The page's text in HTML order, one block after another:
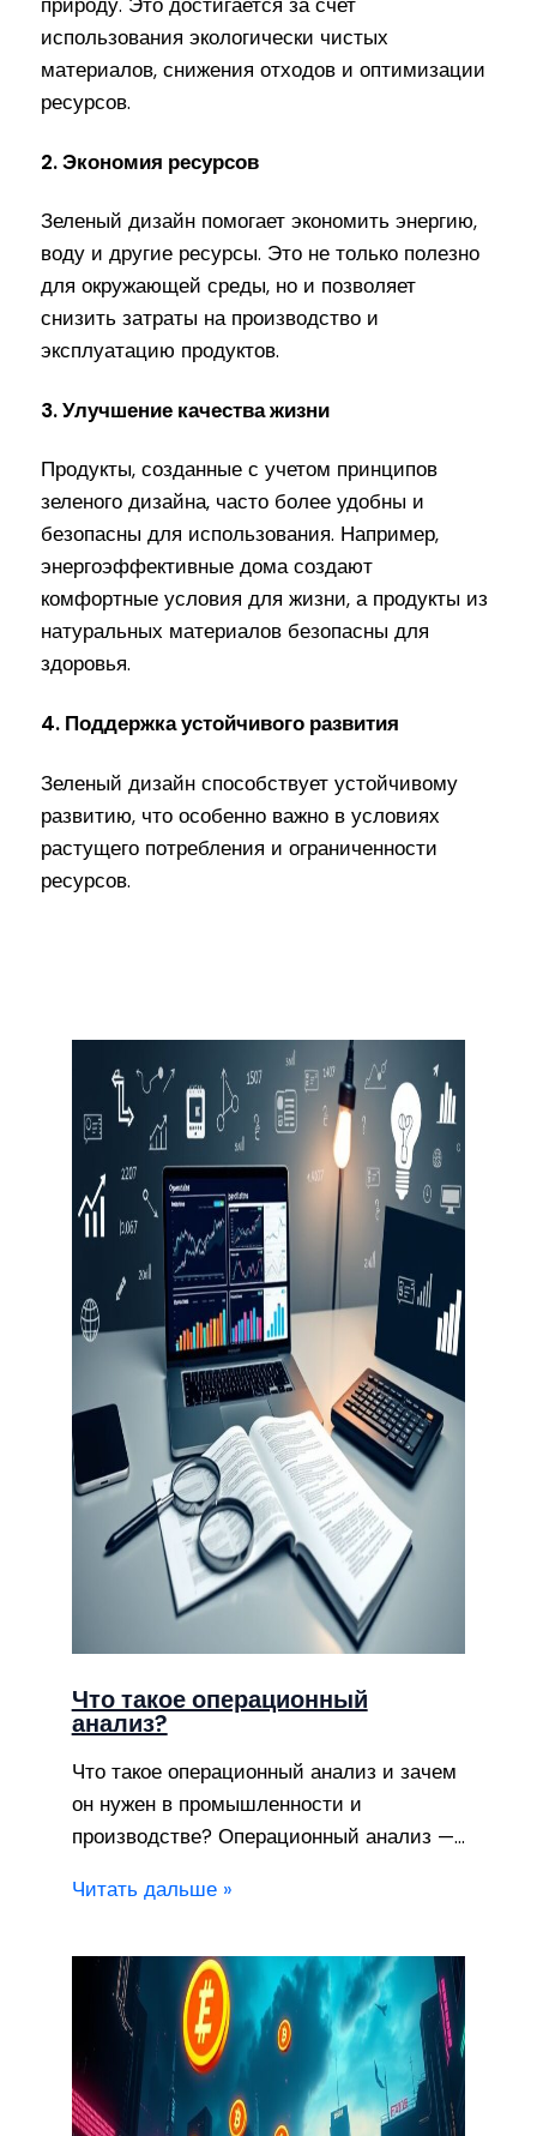
использования экологически чистых
материалов, снижения отходов и оптимизации
ресурсов.
2. Экономия ресурсов
Зеленый дизайн помогает экономить энергию,
воду и другие ресурсы. Это не только полезно
для окружающей среды, но и позволяет
снизить затраты на производство и
эксплуатацию продуктов.
3. Улучшение качества жизни
Продукты, созданные с учетом принципов
зеленого дизайна, часто более удобны и
безопасны для использования. Например,
энергоэффективные дома создают
комфортные условия для жизни, а продукты из
натуральных материалов безопасны для
здоровья.
4. Поддержка устойчивого развития
Зеленый дизайн способствует устойчивому
развитию, что особенно важно в условиях
растущего потребления и ограниченности
ресурсов.
Что такое операционный
анализ?
Что такое операционный анализ и зачем
он нужен в промышленности и
производстве? Операционный анализ —…
Читать дальше »